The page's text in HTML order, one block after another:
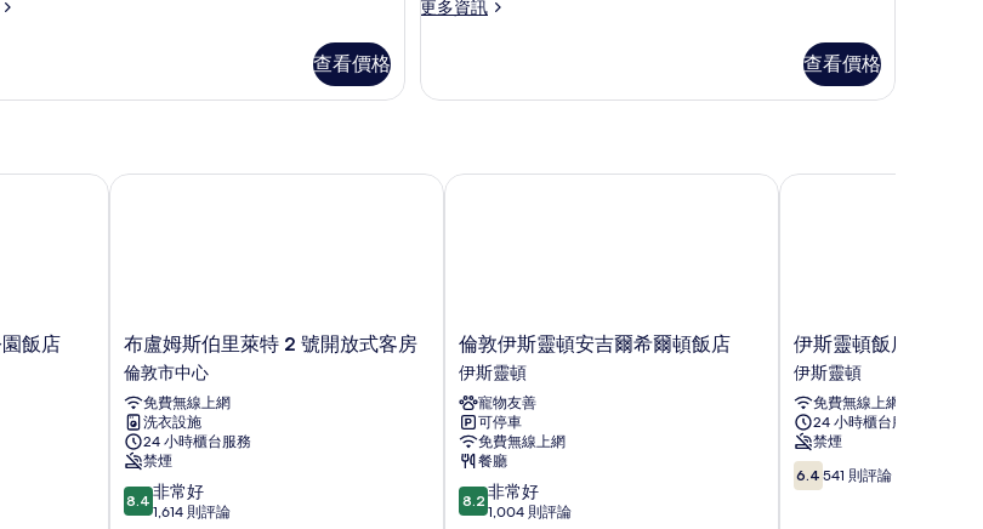
查看價格
室
帶
的
更多資訊
更
一
陽
查看價格
飯店
店
布
盧
姆
斯
伯
里
萊
特
2
布盧姆斯伯里萊特 2 號開放式客房
倫敦市中心
免費無線上網
洗衣設施
24 小時櫃台服務
禁煙
8.4
分，
8.4 非常好
1,614 則評論
布盧姆斯伯里萊特 2 號開放式客房
倫
敦
伊
斯
靈
頓
安
吉
爾
倫敦伊斯靈頓安吉爾希爾頓飯店
伊斯靈頓
寵物友善
可停車
免費無線上網
餐廳
8.2
分，
8.2 非常好
1,004 則評論
倫敦伊斯靈頓安吉爾希爾頓飯店
伊
斯
靈
頓
飯
店
伊
斯
伊斯靈頓飯店
伊斯靈頓
免費無線上網
24 小時櫃台服務
禁煙
6.4
分，
6.4 541 則評論
伊斯靈頓飯店